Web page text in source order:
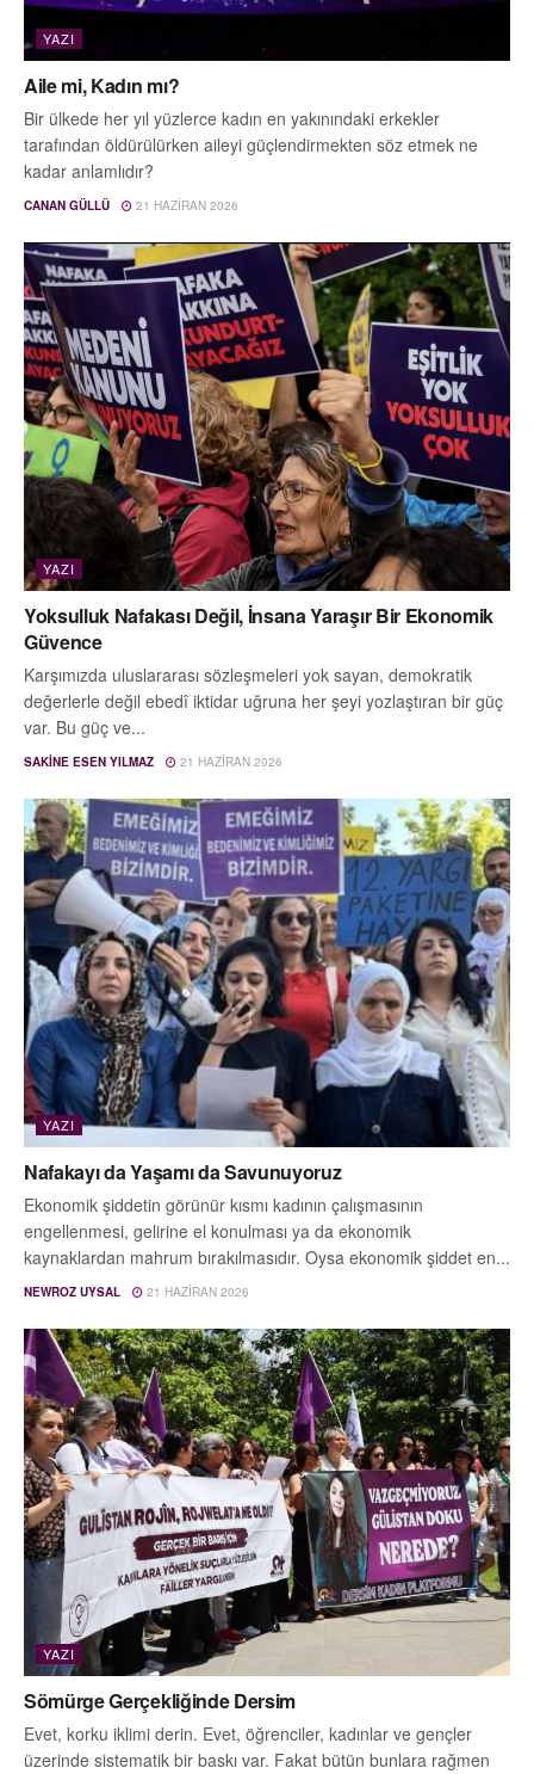
YAZI
Aile mi, Kadın mı?
Bir ülkede her yıl yüzlerce kadın en yakınındaki erkekler
tarafından öldürülürken aileyi güçlendirmekten söz etmek ne
kadar anlamlıdır?
CANAN GÜLLÜ 21 HAZIRAN 2026
YAZI
Yoksulluk Nafakası Değil, İnsana Yaraşır Bir Ekonomik
Güvence
Karşımızda uluslararası sözleşmeleri yok sayan, demokratik
değerlerle değil ebedî iktidar uğruna her şeyi yozlaştıran bir güç
var. Bu güç ve...
SAKINE ESEN YILMAZ 21 HAZIRAN 2026
YAZI
Nafakayı da Yaşamı da Savunuyoruz
Ekonomik şiddetin görünür kısmı kadının çalışmasının
engellenmesi, gelirine el konulması ya da ekonomik
kaynaklardan mahrum bırakılmasıdır. Oysa ekonomik şiddet en...
NEWROZ UYSAL 21 HAZIRAN 2026
YAZI
Sömürge Gerçekliğinde Dersim
Evet, korku iklimi derin. Evet, öğrenciler, kadınlar ve gençler
üzerinde sistematik bir baskı var. Fakat bütün bunlara rağmen